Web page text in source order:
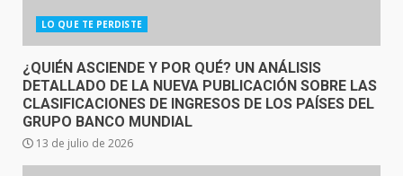
LO QUE TE PERDISTE
¿QUIÉN ASCIENDE Y POR QUÉ? UN ANÁLISIS
DETALLADO DE LA NUEVA PUBLICACIÓN SOBRE LAS
CLASIFICACIONES DE INGRESOS DE LOS PAÍSES DEL
GRUPO BANCO MUNDIAL
13 de julio de 2026